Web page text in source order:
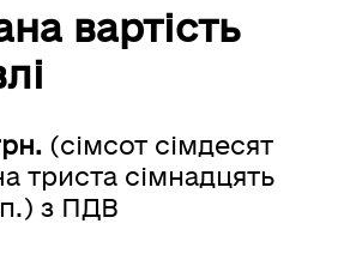
вартість
(сімсот сімдесят
триста сімнадцять
з ПДВ